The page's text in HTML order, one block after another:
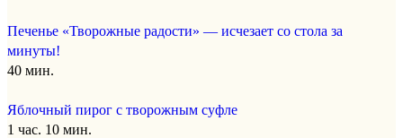
Печенье «Творожные радости» — исчезает со стола за
минуты!
40 мин.
Яблочный пирог с творожным суфле
1 час. 10 мин.